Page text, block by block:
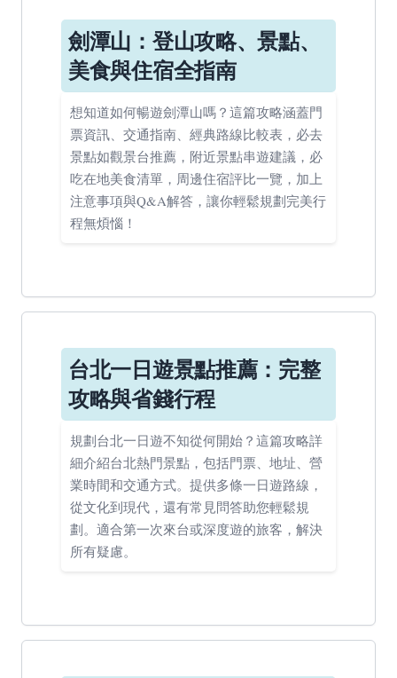
劍潭山：登山攻略、景點、
美食與住宿全指南
想知道如何暢遊劍潭山嗎？這篇攻略涵蓋門
票資訊、交通指南、經典路線比較表，必去
景點如觀景台推薦，附近景點串遊建議，必
吃在地美食清單，周邊住宿評比一覽，加上
注意事項與Q&A解答，讓你輕鬆規劃完美行
程無煩惱！
台北一日遊景點推薦：完整
攻略與省錢行程
規劃台北一日遊不知從何開始？這篇攻略詳
細介紹台北熱門景點，包括門票、地址、營
業時間和交通方式。提供多條一日遊路線，
從文化到現代，還有常見問答助您輕鬆規
劃。適合第一次來台或深度遊的旅客，解決
所有疑慮。